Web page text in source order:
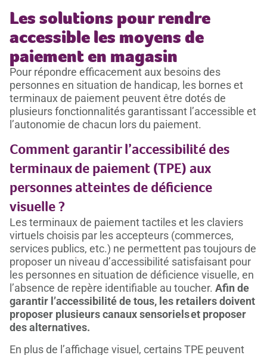
Les solutions pour rendre
accessible les moyens de
paiement en magasin
Pour répondre efficacement aux besoins des
personnes en situation de handicap, les bornes et
terminaux de paiement peuvent être dotés de
plusieurs fonctionnalités garantissant l’accessible et
l’autonomie de chacun lors du paiement.
Comment garantir l’accessibilité des
terminaux de paiement (TPE) aux
personnes atteintes de déficience
visuelle ?
Les terminaux de paiement tactiles et les claviers
virtuels choisis par les accepteurs (commerces,
services publics, etc.) ne permettent pas toujours de
proposer un niveau d’accessibilité satisfaisant pour
les personnes en situation de déficience visuelle, en
l’absence de repère identifiable au toucher. Afin de
garantir l’accessibilité de tous, les retailers doivent
proposer plusieurs canaux sensoriels et proposer
des alternatives.
En plus de l’affichage visuel, certains TPE peuvent